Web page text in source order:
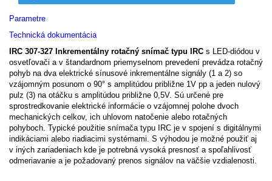
Parametre
Technická dokumentácia
IRC 307-327 Inkrementálny rotačný snímač typu IRC s LED-diódou v
osvetľovači a v štandardnom priemyselnom prevedení prevádza rotačný
pohyb na dva elektrické sínusové inkrementálne signály (1 a 2) so
vzájomným posunom o 90° s amplitúdou približne 1V pp a jeden nulový
pulz (3) na otáčku s amplitúdou približne 0,5V. Sú určené pre
sprostredkovanie elektrické informácie o vzájomnej polohe dvoch
mechanických celkov, ich uhlovom natočenie alebo rotačných
pohyboch. Typické použitie snímača typu IRC je v spojení s digitálnymi
indikáciami alebo riadiacimi systémami. S výhodou je možné použiť aj
v iných zariadeniach kde je potrebná vysoká presnosť a spoľahlivosť
odmeriavanie a je požadovaný prenos signálov na väčšie vzdialenosti.